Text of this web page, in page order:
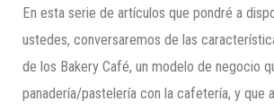
En esta serie de artículos que pondré a
ustedes, conversaremos de las
de los Bakery Café, un modelo de negocio
panadería/pastelería con la cafetería, y que